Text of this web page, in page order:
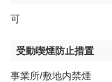
可
受動喫煙防止措置
事業所/敷地内禁煙